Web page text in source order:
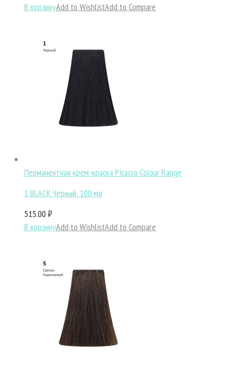
В корзинуAdd to WishlistAdd to Compare
Перманентная крем-краска Picasso Colour Range
1 BLACK Черный, 100 мл
515.00 ₽
В корзинуAdd to WishlistAdd to Compare